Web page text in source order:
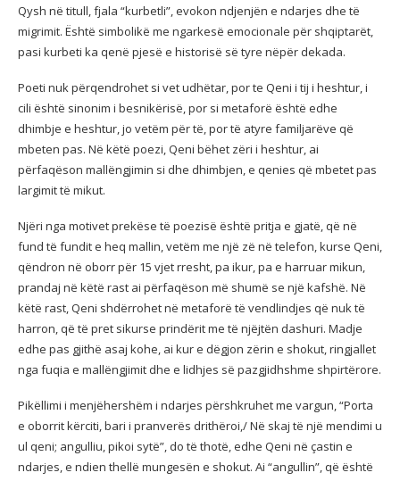
Qysh në titull, fjala “kurbetli”, evokon ndjenjën e ndarjes dhe të
migrimit. Është simbolikë me ngarkesë emocionale për shqiptarët,
pasi kurbeti ka qenë pjesë e historisë së tyre nëpër dekada.
Poeti nuk përqendrohet si vet udhëtar, por te Qeni i tij i heshtur, i
cili është sinonim i besnikërisë, por si metaforë është edhe
dhimbje e heshtur, jo vetëm për të, por të atyre familjarëve që
mbeten pas. Në këtë poezi, Qeni bëhet zëri i heshtur, ai
përfaqëson mallëngjimin si dhe dhimbjen, e qenies që mbetet pas
largimit të mikut.
Njëri nga motivet prekëse të poezisë është pritja e gjatë, që në
fund të fundit e heq mallin, vetëm me një zë në telefon, kurse Qeni,
qëndron në oborr për 15 vjet rresht, pa ikur, pa e harruar mikun,
prandaj në këtë rast ai përfaqëson më shumë se një kafshë. Në
këtë rast, Qeni shdërrohet në metaforë të vendlindjes që nuk të
harron, që të pret sikurse prindërit me të njëjtën dashuri. Madje
edhe pas gjithë asaj kohe, ai kur e dëgjon zërin e shokut, ringjallet
nga fuqia e mallëngjimit dhe e lidhjes së pazgjidhshme shpirtërore.
Pikëllimi i menjëhershëm i ndarjes përshkruhet me vargun, “Porta
e oborrit kërciti, bari i pranverës drithëroi,/ Në skaj të një mendimi u
ul qeni; angulliu, pikoi sytë”, do të thotë, edhe Qeni në çastin e
ndarjes, e ndien thellë mungesën e shokut. Ai “angullin”, që është